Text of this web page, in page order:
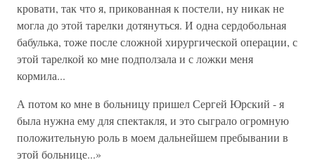
кровати, так что я, прикованная к постели, ну никак не
могла до этой тарелки дотянуться. И одна сердобольная
бабулька, тоже после сложной хирургической операции, с
этой тарелкой ко мне подползала и с ложки меня
кормила...
А потом ко мне в больницу пришел Сергей Юрский - я
была нужна ему для спектакля, и это сыграло огромную
положительную роль в моем дальнейшем пребывании в
этой больнице...»